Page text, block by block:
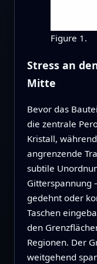
Figure 1.
Stress an
Mitte
Bevor das
die zentrale
Kristall,
angrenzende
subtile
Gitterspannung
gedehnt oder
Taschen
den
Regionen. Der
weitgehend